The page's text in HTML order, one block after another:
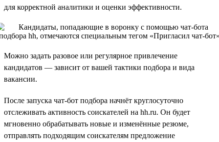
для корректной аналитики и оценки эффективности.
Можно задать разовое или регулярное привлечение
кандидатов — зависит от вашей тактики подбора и вида
вакансии.
После запуска чат-бот подбора начнёт круглосуточно
отслеживать активность соискателей на hh.ru. Он будет
мгновенно обрабатывать новые и изменённые резюме,
отправлять подходящим соискателям предложение